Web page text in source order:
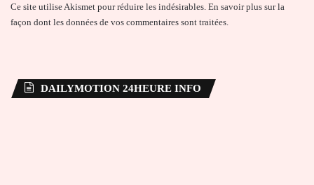
Ce site utilise Akismet pour réduire les indésirables. En savoir plus sur la
façon dont les données de vos commentaires sont traitées.
DAILYMOTION 24HEURE INFO